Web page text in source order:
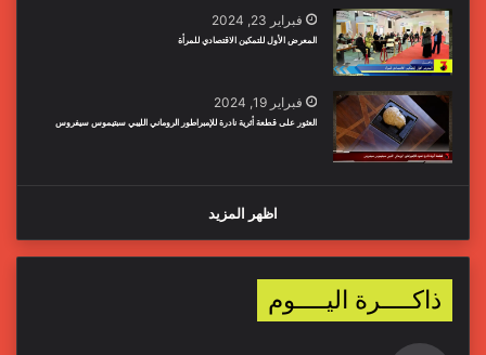
فبراير 23, 2024
المعرض الأول للتمكين الاقتصادي للمرأة
فبراير 19, 2024
العثور على قطعة أثرية نادرة للإمبراطور الروماني الليبي سبتيموس سيفروس
اظهر المزيد
ذاكــــرة اليــــوم